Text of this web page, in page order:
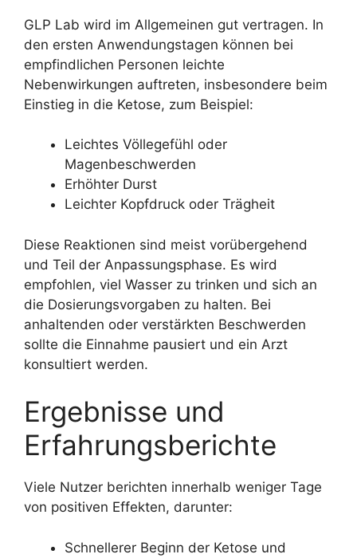
GLP Lab wird im Allgemeinen gut vertragen. In
den ersten Anwendungstagen können bei
empfindlichen Personen leichte
Nebenwirkungen auftreten, insbesondere beim
Einstieg in die Ketose, zum Beispiel:
Leichtes Völlegefühl oder
Magenbeschwerden
Erhöhter Durst
Leichter Kopfdruck oder Trägheit
Diese Reaktionen sind meist vorübergehend
und Teil der Anpassungsphase. Es wird
empfohlen, viel Wasser zu trinken und sich an
die Dosierungsvorgaben zu halten. Bei
anhaltenden oder verstärkten Beschwerden
sollte die Einnahme pausiert und ein Arzt
konsultiert werden.
Ergebnisse und
Erfahrungsberichte
Viele Nutzer berichten innerhalb weniger Tage
von positiven Effekten, darunter:
Schnellerer Beginn der Ketose und